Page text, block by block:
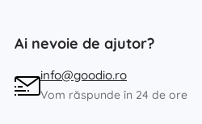
Ai nevoie de ajutor?
info@goodio.ro
Vom răspunde în 24 de ore